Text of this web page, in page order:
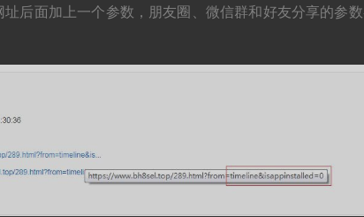
后面加上一个参数，朋友圈、微信群和好友分享的参